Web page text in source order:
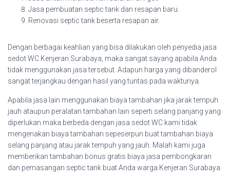
Jasa pembuatan septic tank dan resapan baru.
Renovasi septic tank beserta resapan air.
Dengan berbagai keahlian yang bisa dilakukan oleh penyedia jasa
sedot WC Kenjeran Surabaya, maka sangat sayang apabila Anda
tidak menggunakan jasa tersebut. Adapun harga yang dibanderol
sangat terjangkau dengan hasil yang tuntas pada waktunya.
Apabila jasa lain menggunakan biaya tambahan jika jarak tempuh
jauh ataupun peralatan tambahan lain seperti selang panjang yang
diperlukan maka berbeda dengan jasa sedot WC kami tidak
mengenakan biaya tambahan sepeserpun buat tambahan biaya
selang panjang atau jarak tempuh yang jauh. Malah kami juga
memberikan tambahan bonus gratis biaya jasa pembongkaran
dan pemasangan septic tank buat Anda warga Kenjeran Surabaya.